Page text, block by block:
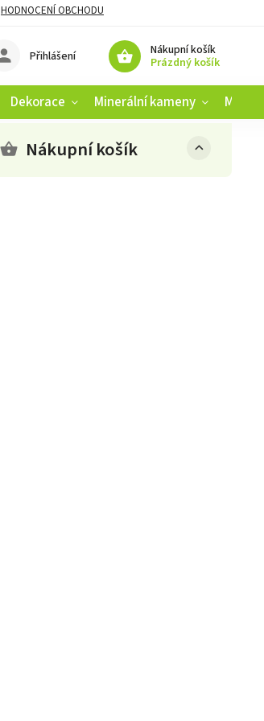
HODNOCENÍ OBCHODU
Nákupní košík
Prázdný košík
Přihlášení
Dekorace Minerální kameny
Nákupní košík